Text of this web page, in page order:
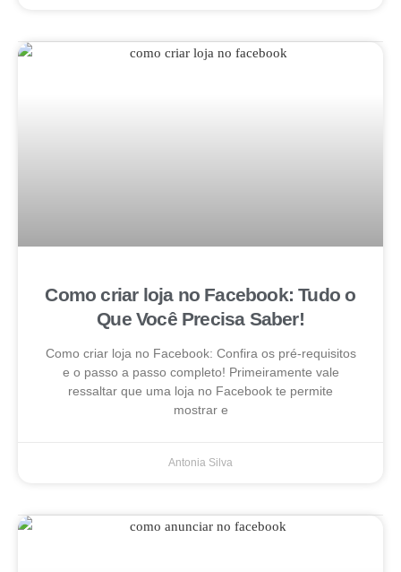
Como criar loja no Facebook: Tudo o
Que Você Precisa Saber!
Como criar loja no Facebook: Confira os pré-requisitos
e o passo a passo completo! Primeiramente vale
ressaltar que uma loja no Facebook te permite
mostrar e
Antonia Silva